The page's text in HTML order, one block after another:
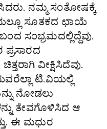
ನಮ್ಮ ಸಂತೋಷಕ್ಕೆ
ಸೂತಕದ ಛಾಯೆ
ಸಂಭ್ರಮದಲ್ಲಿದ್ದೆವು.
ವೀಕ್ಷಿಸಿದೆವು.
ಟಿ.ವಿಯಲ್ಲಿ
ನೋಡಲು
ತೇವಗೊಳಿಸಿದ ಆ
ಈ ಮಧುರ